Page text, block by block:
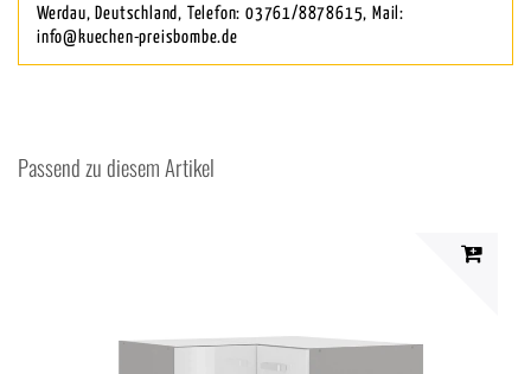
Werdau, Deutschland, Telefon: 03761/8878615, Mail:
info@kuechen-preisbombe.de
Passend zu diesem Artikel